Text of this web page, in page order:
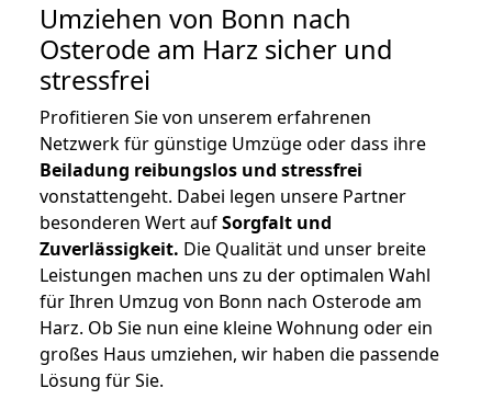
Umziehen von Bonn nach
Osterode am Harz sicher und
stressfrei
Profitieren Sie von unserem erfahrenen
Netzwerk für günstige Umzüge oder dass ihre
Beiladung reibungslos und stressfrei
vonstattengeht. Dabei legen unsere Partner
besonderen Wert aufSorgfalt und
Zuverlässigkeit. Die Qualität und unser breite
Leistungen machen uns zu der optimalen Wahl
für Ihren Umzug von Bonn nach Osterode am
Harz. Ob Sie nun eine kleine Wohnung oder ein
großes Haus umziehen, wir haben die passende
Lösung für Sie.